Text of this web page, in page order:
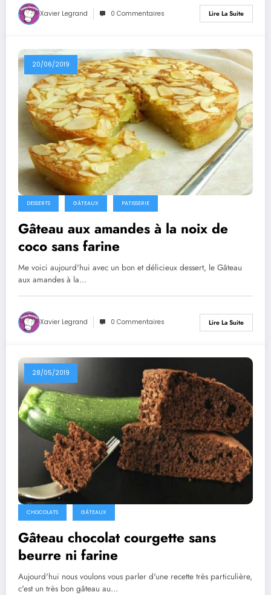
Xavier Legrand 0 Commentaires Lire La Suite
20/06/2019
DESSERTS GÂTEAUX PATISSERIE
Gâteau aux amandes à la noix de
coco sans farine
Me voici aujourd'hui avec un bon et délicieux dessert, le Gâteau
aux amandes à la…
Xavier Legrand 0 Commentaires Lire La Suite
28/05/2019
CHOCOLATS GÂTEAUX
Gâteau chocolat courgette sans
beurre ni farine
Aujourd'hui nous voulons vous parler d'une recette très particulière,
c'est un très bon gâteau au…